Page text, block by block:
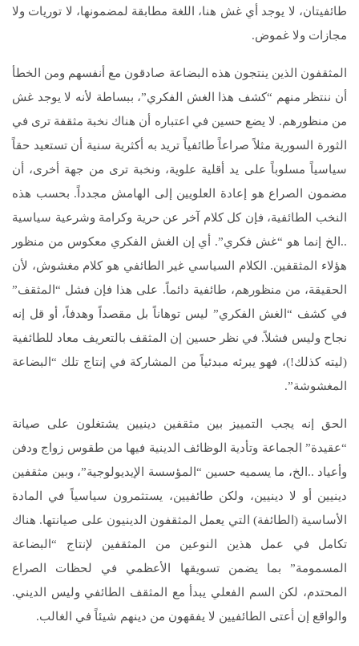
طائفيتان، لا يوجد أي غش هنا، اللغة مطابقة لمضمونها، لا توريات ولا
مجازات ولا غموض.
المثقفون الذين ينتجون هذه البضاعة صادقون مع أنفسهم ومن الخطأ
أن ننتظر منهم “كشف هذا الغش الفكري”، ببساطة لأنه لا يوجد غش
من منظورهم. لا يضع حسين في اعتباره أن هناك نخبة مثقفة ترى في
الثورة السورية مثلاً صراعاً طائفياً تريد به أكثرية سنية أن تستعيد حقاً
سياسياً مسلوباً على يد أقلية علوية، ونخبة ترى من جهة أخرى، أن
مضمون الصراع هو إعادة العلويين إلى الهامش مجدداً. بحسب هذه
النخب الطائفية، فإن كل كلام آخر عن حرية وكرامة وشرعية سياسية
..الخ إنما هو “غش فكري”. أي إن الغش الفكري معكوس من منظور
هؤلاء المثقفين. الكلام السياسي غير الطائفي هو كلام مغشوش، لأن
الحقيقة، من منظورهم، طائفية دائماً. على هذا فإن فشل “المثقف”
في كشف “الغش الفكري” ليس توهاناً بل مقصداً وهدفاً، أو قل إنه
نجاح وليس فشلاً. في نظر حسين إن المثقف بالتعريف معاد للطائفية
(ليته كذلك!)، فهو يبرئه مبدئياً من المشاركة في إنتاج تلك “البضاعة
المغشوشة”.
الحق إنه يجب التمييز بين مثقفين دينيين يشتغلون على صيانة
“عقيدة” الجماعة وتأدية الوظائف الدينية فيها من طقوس زواج ودفن
وأعياد ..الخ، ما يسميه حسين “المؤسسة الإيديولوجية”، وبين مثقفين
دينيين أو لا دينيين، ولكن طائفيين، يستثمرون سياسياً في المادة
الأساسية (الطائفة) التي يعمل المثقفون الدينيون على صيانتها. هناك
تكامل في عمل هذين النوعين من المثقفين لإنتاج “البضاعة
المسمومة” بما يضمن تسويقها الأعظمي في لحظات الصراع
المحتدم، لكن السم الفعلي يبدأ مع المثقف الطائفي وليس الديني.
والواقع إن أعتى الطائفيين لا يفقهون من دينهم شيئاً في الغالب.